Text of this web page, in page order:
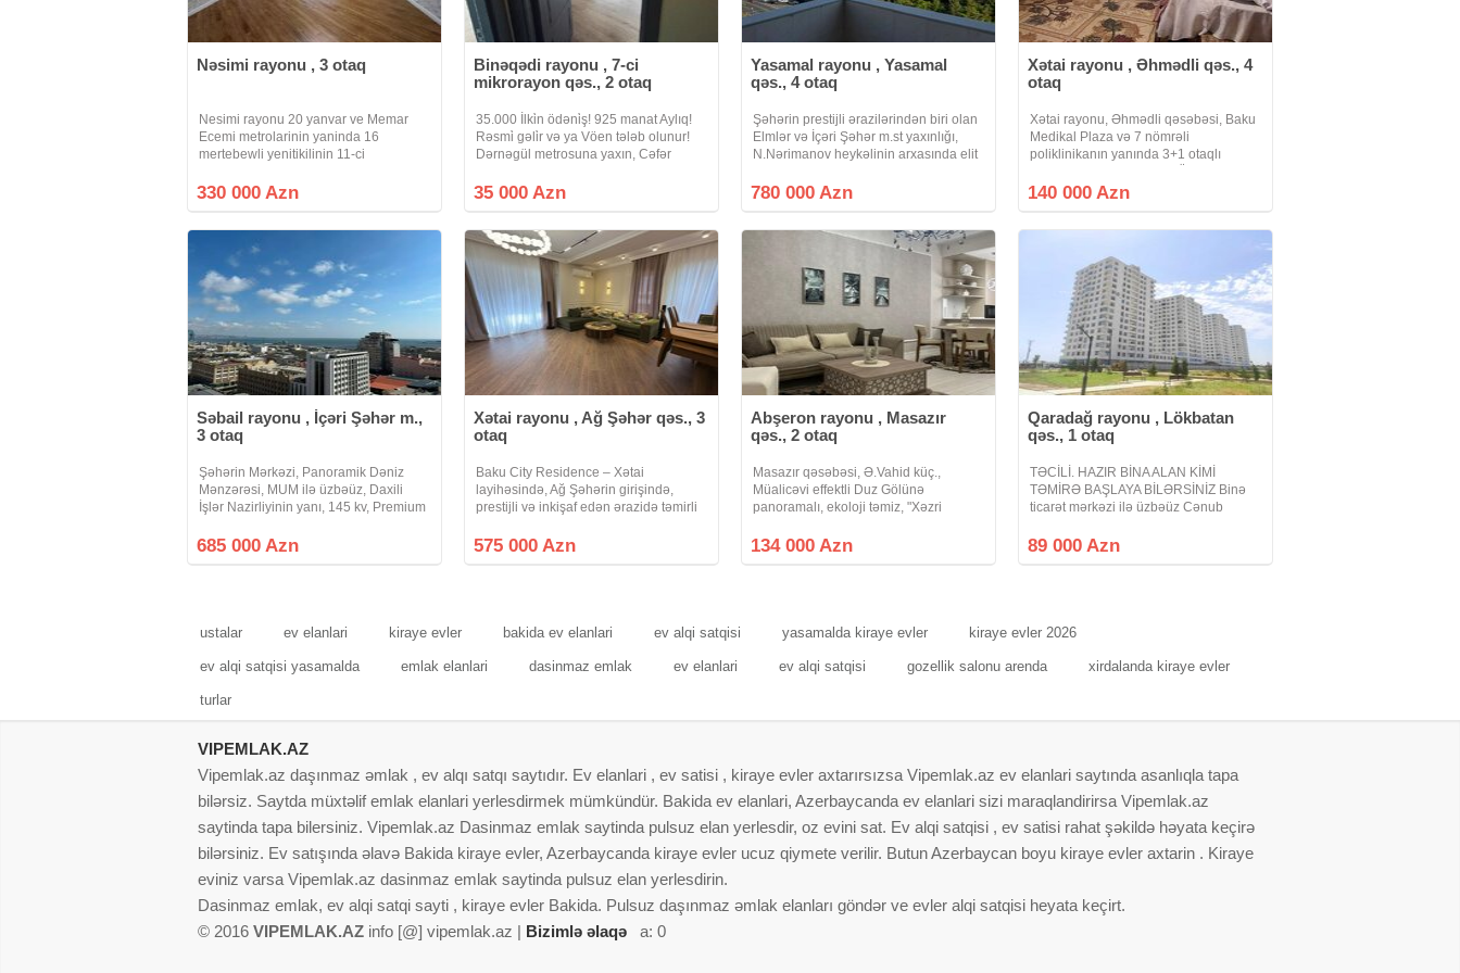
Nəsimi rayonu , 3 otaq
Nesimi rayonu 20 yanvar ve Memar
Ecemi metrolarinin yaninda 16
mertebewli yenitikilinin 11-ci
skvaznoy (yelceken) qazli kupcali
330 000 Azn
Binəqədi rayonu , 7-ci
mikrorayon qəs., 2 otaq
35.000 İlki̇n ödəni̇ş! 925 manat Aylıq!
Rəsmi̇ gəli̇r və ya Vöen tələb olunur!
Dərnəgül metrosuna yaxın, Cəfər
Kompleksində 2 otaq studio mənzil
35 000 Azn
Yasamal rayonu , Yasamal
qəs., 4 otaq
Şəhərin prestijli ərazilərindən biri olan
Elmlər və İçəri Şəhər m.st yaxınlığı,
N.Nərimanov heykəlinin arxasında elit
4 otaqlı, sahəsi 220 kv.m, 4 sanuzeli
780 000 Azn
Xətai rayonu , Əhmədli qəs., 4
otaq
Xətai rayonu, Əhmədli qəsəbəsi, Baku
Medikal Plaza və 7 nömrəli
poliklinikanın yanında 3+1 otaqlı
sahəsi 124 kvadrat metrdir. Tə'mirlidir.
140 000 Azn
Səbail rayonu , İçəri Şəhər m.,
3 otaq
Şəhərin Mərkəzi, Panoramik Dəniz
Mənzərəsi, MUM ilə üzbəüz, Daxili
İşlər Nazirliyinin yanı, 145 kv, Premium
– Mərkəzi Univermaq ilə üzbəüz, Daxili
685 000 Azn
Xətai rayonu , Ağ Şəhər qəs., 3
otaq
Baku City Residence – Xətai
layihəsində, Ağ Şəhərin girişində,
prestijli və inkişaf edən ərazidə təmirli
Ümumi sahə: 128 m² Otaq sayı: 3
575 000 Azn
Abşeron rayonu , Masazır
qəs., 2 otaq
Masazır qəsəbəsi, Ə.Vahid küç.,
Müalicəvi effektli Duz Gölünə
panoramalı, ekoloji təmiz, "Xəzri
mərtəbəli binanın 6-cı mərtəbəsində
134 000 Azn
Qaradağ rayonu , Lökbatan
qəs., 1 otaq
TƏCİLİ. HAZIR BİNA ALAN KİMİ
TƏMİRƏ BAŞLAYA BİLƏRSİNİZ Binə
ticarət mərkəzi ilə üzbəüz Cənub
mərtəbəli binada 3 cü mərtəbədə 65 kv
89 000 Azn
ustalar ev elanlari kiraye evler bakida ev elanlari ev alqi satqisi yasamalda kiraye evler kiraye evler 2026
ev alqi satqisi yasamalda emlak elanlari dasinmaz emlak ev elanlari ev alqi satqisi gozellik salonu arenda xirdalanda kiraye evler
turlar
VIPEMLAK.AZ
Vipemlak.az daşınmaz əmlak , ev alqı satqı saytıdır. Ev elanlari , ev satisi , kiraye evler axtarırsızsa Vipemlak.az ev elanlari saytında asanlıqla tapa
bilərsiz. Saytda müxtəlif emlak elanlari yerlesdirmek mümkündür. Bakida ev elanlari, Azerbaycanda ev elanlari sizi maraqlandirirsa Vipemlak.az
saytinda tapa bilersiniz. Vipemlak.az Dasinmaz emlak saytinda pulsuz elan yerlesdir, oz evini sat. Ev alqi satqisi , ev satisi rahat şəkildə həyata keçirə
bilərsiniz. Ev satışında əlavə Bakida kiraye evler, Azerbaycanda kiraye evler ucuz qiymete verilir. Butun Azerbaycan boyu kiraye evler axtarin . Kiraye
eviniz varsa Vipemlak.az dasinmaz emlak saytinda pulsuz elan yerlesdirin.
Dasinmaz emlak, ev alqi satqi sayti , kiraye evler Bakida. Pulsuz daşınmaz əmlak elanları göndər ve evler alqi satqisi heyata keçirt.
© 2016 VIPEMLAK.AZ info [@] vipemlak.az | Bizimlə əlaqə a: 0